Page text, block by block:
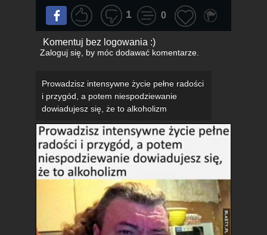
1 0
Komentuj bez logowania :)
Zaloguj się, by móc dodawać komentarze.
Prowadzisz intensywne życie pełne radości
i przygód, a potem niespodziewanie
dowiadujesz się, że to alkoholizm